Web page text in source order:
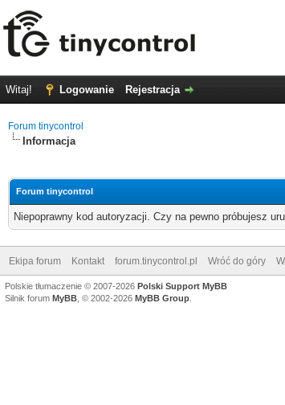
Witaj! Logowanie Rejestracja
Forum tinycontrol
Informacja
Forum tinycontrol
Niepoprawny kod autoryzacji. Czy na pewno próbujesz
Ekipa forum Kontakt forum.tinycontrol.pl Wróć do góry
Polskie tłumaczenie © 2007-2026 Polski Support MyBB
Silnik forum MyBB , © 2002-2026 MyBB Group